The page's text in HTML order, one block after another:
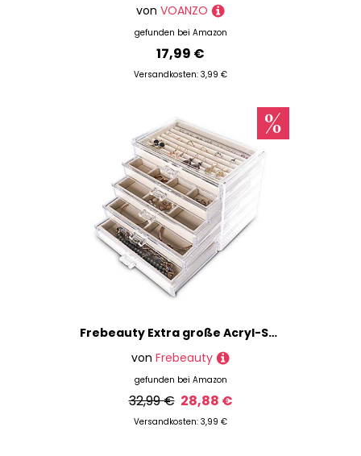
von VOANZO
gefunden bei Amazon
17,99 €
Versandkosten: 3,99 €
Frebeauty Extra große Acryl-Schmuckschatulle für Damen und Mädchen, 5 Ebenen, transparenter Samt, Ohrring-Organizer mit 5 Schubladen, Ringen, Vitrine, Halskettenhalter, Tablett (Beige)
von Frebeauty
gefunden bei Amazon
32,99 € 28,88 €
Versandkosten: 3,99 €